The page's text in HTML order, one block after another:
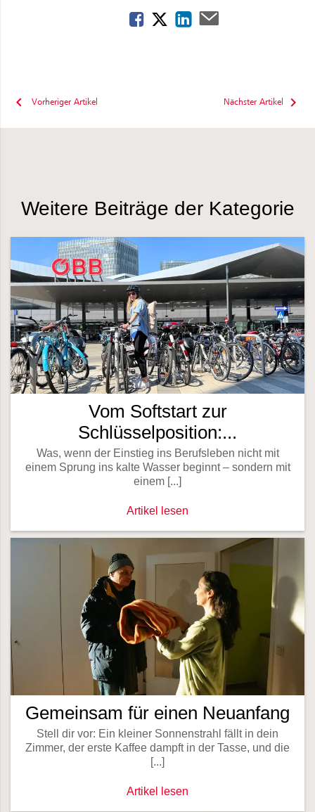
Vorheriger Artikel Nächster Artikel
Weitere Beiträge der Kategorie
Vom Softstart zur
Schlüsselposition:...
Was, wenn der Einstieg ins Berufsleben nicht mit
einem Sprung ins kalte Wasser beginnt – sondern mit
einem [...]
Vom Softstart zur Schlüsselposition:
Artikel lesen
Gemeinsam für einen Neuanfang
Stell dir vor: Ein kleiner Sonnenstrahl fällt in dein
Zimmer, der erste Kaffee dampft in der Tasse, und die
[...]
Gemeinsam für einen Neuanfang -
Artikel lesen